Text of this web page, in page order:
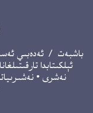
باشبەت / ئەدەبىي
ئېلكىتابدا
نەشرى •